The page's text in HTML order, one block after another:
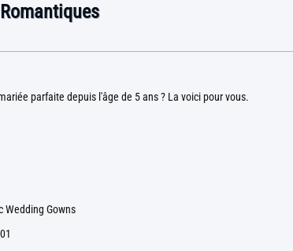
parfaite depuis l'âge de 5 ans ? La voici pour vous.
Wedding Gowns